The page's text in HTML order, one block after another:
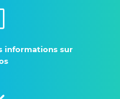
informations sur